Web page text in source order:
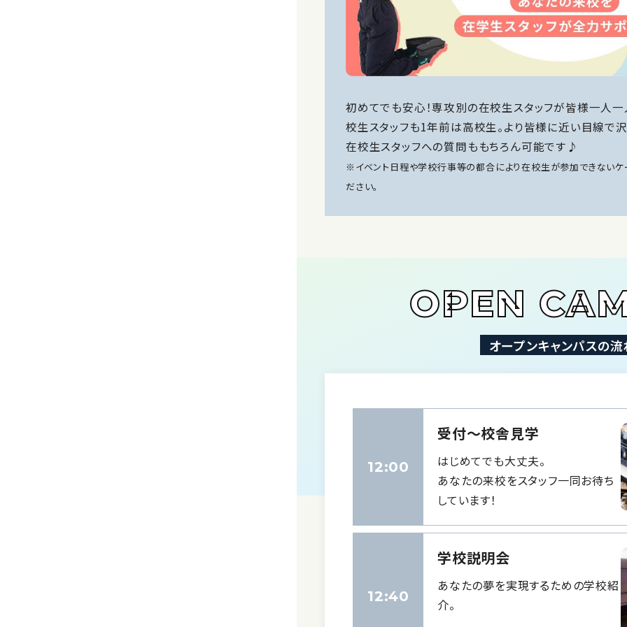
・Major dance studio Meguro
[ SNS ]
Instagram
初めてでも安心！専攻別の在校生スタッフが皆様一人一
校生スタッフも1年前は高校生。より皆様に近い目線で
在校生スタッフへの質問ももちろん可能です♪
※イベント日程や学校行事等の都合により在校生が参加できないケ
ださい。
OPEN
オープンキャンパスの
12:00
受付〜校舎見学
はじめてでも大丈夫。
あなたの来校をスタッフ一同お待ち
しています！
12:40
学校説明会
あなたの夢を実現するための学校紹
介。